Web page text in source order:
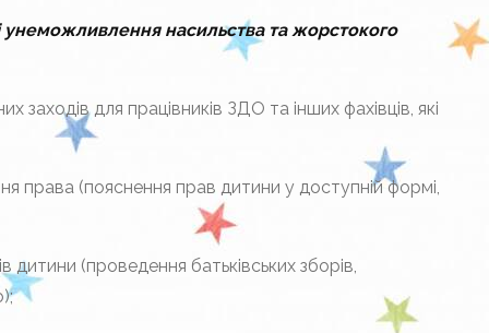
унеможливлення насильства та жорстокого
заходів для працівників ЗДО та інших фахівців, які
права (пояснення прав дитини у доступній формі,
дитини (проведення батьківських зборів,